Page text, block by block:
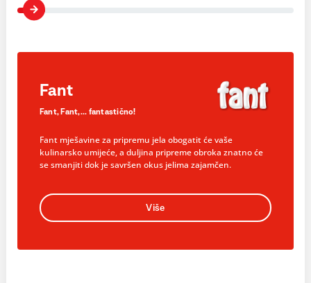
Fant
Fant, Fant,... fantastično!
Fant mješavine za pripremu jela obogatit će vaše
kulinarsko umijeće, a duljina pripreme obroka znatno će
se smanjiti dok je savršen okus jelima zajamčen.
Više